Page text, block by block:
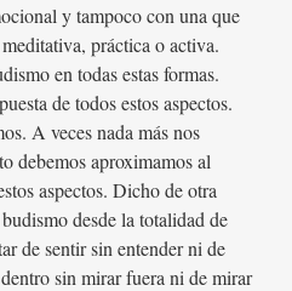
y tampoco con una que
práctica o activa.
en todas estas formas.
de todos estos aspectos.
A veces nada más nos
debemos aproximamos al
aspectos. Dicho de otra
desde la totalidad de
de sentir sin entender ni de
sin mirar fuera ni de mirar